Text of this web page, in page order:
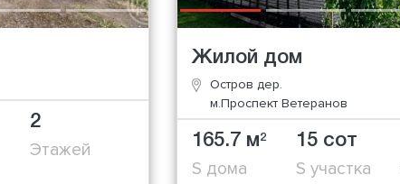
2
Этажей
Жилой дом
Остров дер.
м.Проспект Ветеранов
165.7 м2
S дома
15 сот
S участка